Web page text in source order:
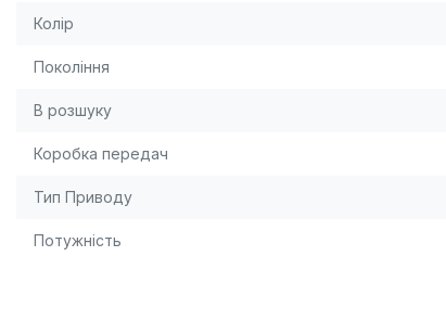
Колір
Покоління
В розшуку
Коробка передач
Тип Приводу
Потужність